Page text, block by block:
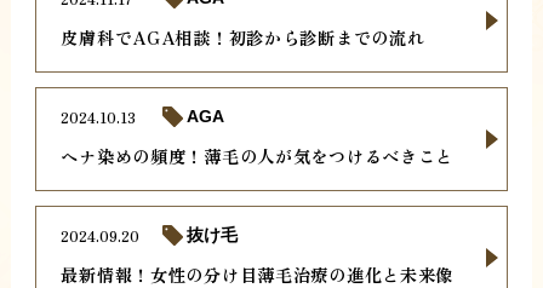
皮膚科でAGA相談！初診から診断までの流れ
ヘナ染めの頻度！薄毛の人が気をつけるべきこと
2024.10.13 AGA
最新情報！女性の分け目薄毛治療の進化と未来像
2024.09.20 抜け毛